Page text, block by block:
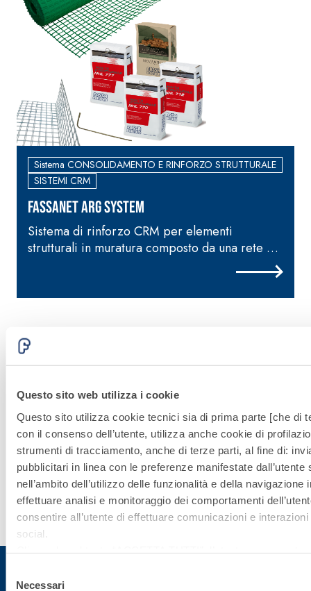
Questo sito web utilizza i cookie
Questo sito utilizza cookie tecnici sia di prima parte [che di
con il consenso dell’utente, utilizza anche cookie di
strumenti di tracciamento, anche di terze parti, al fine di:
pubblicitari in linea con le preferenze manifestate dall’utente
nell’ambito dell’utilizzo delle funzionalità e della navigazione
effettuare analisi e monitoraggio dei comportamenti
consentire all’utente di effettuare comunicazioni e
social.
consenso è facoltativo e può essere revocato in qualsiasi
delNecessari
Sistema CONSOLIDAMENTO E RINFORZO STRUTTURALE
SISTEMI CRM
FASSANET ARG SYSTEM
Sistema di rinforzo CRM per elementi
strutturali in muratura composto da una rete e
specifiche malte fibrorinforzate
E RINFORZO
Scopri di
più